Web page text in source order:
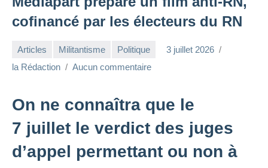
cofinancé par les électeurs du RN
Articles Militantisme Politique
3 juillet 2026
la Rédaction
Aucun commentaire
On ne connaîtra que le
7 juillet le verdict des juges
d’appel permettant ou non à